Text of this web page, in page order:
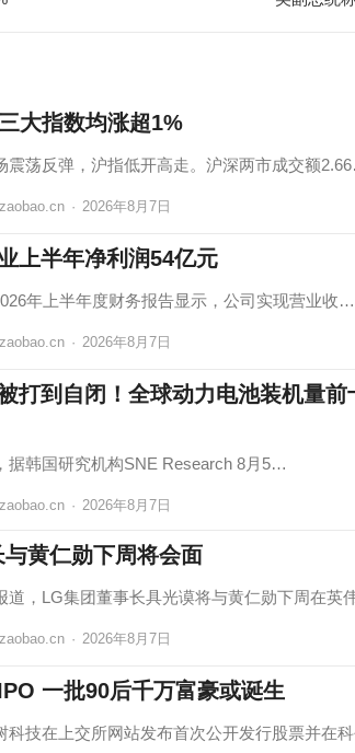
大指数均涨超1%
震荡反弹，沪指低开高走。沪深两市成交额
zaobao.cn · 2026年8月7日
上半年净利润54亿元
年上半年度财务报告显示，公司实现‌营业收…
zaobao.cn · 2026年8月7日
打到自闭！全球动力电池装机量
据韩国研究机构SNE Research 8月5…
zaobao.cn · 2026年8月7日
黄仁勋下周将会面
道，LG集团董事长具光谟将与黄仁勋下周在英
zaobao.cn · 2026年8月7日
一批90后千万富豪或诞生
科技在上交所网站发布首次公开发行股票并在